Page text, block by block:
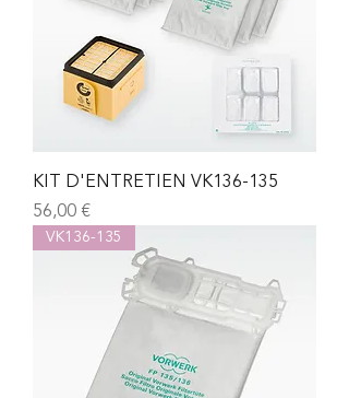
KIT D'ENTRETIEN VK136-135
Prix
56,00 €
VK136-135